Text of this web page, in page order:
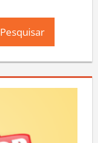
Pesquisar